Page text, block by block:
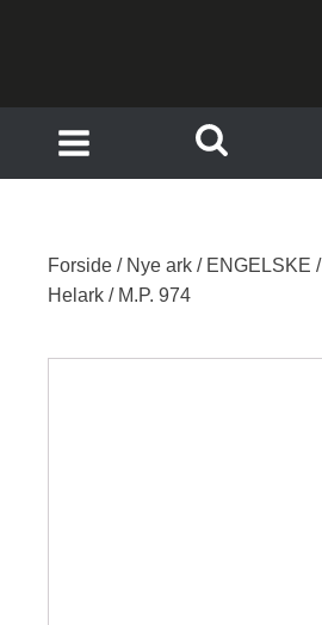
Forside / Nye ark / ENGELSKE /
Helark / M.P. 974